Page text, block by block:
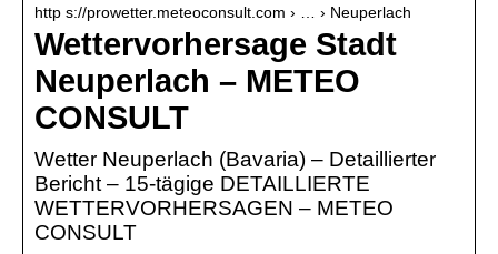
http s://prowetter.meteoconsult.com › … › Neuperlach
Wettervorhersage Stadt
Neuperlach – METEO
CONSULT
Wetter Neuperlach (Bavaria) – Detaillierter
Bericht – 15-tägige DETAILLIERTE
WETTERVORHERSAGEN – METEO
CONSULT